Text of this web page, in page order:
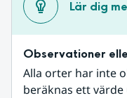
Lär dig
Observationer
Alla orter har inte
beräknas ett